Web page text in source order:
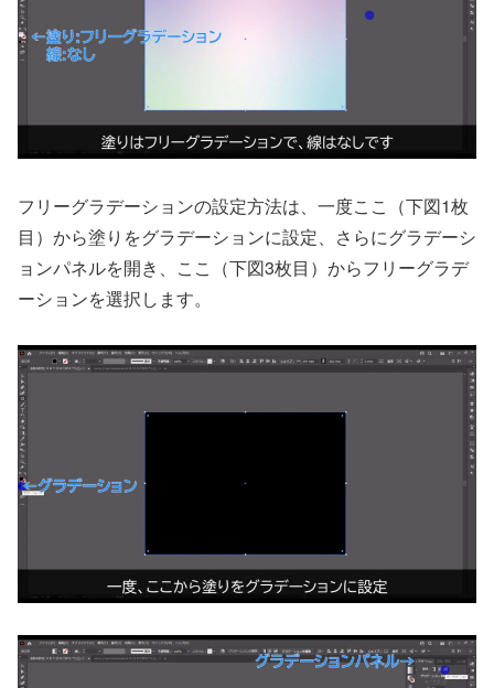
フリーグラデーションの設定方法は、一度ここ（下図1枚
目）から塗りをグラデーションに設定、さらにグラデーシ
ョンパネルを開き、ここ（下図3枚目）からフリーグラデ
ーションを選択します。